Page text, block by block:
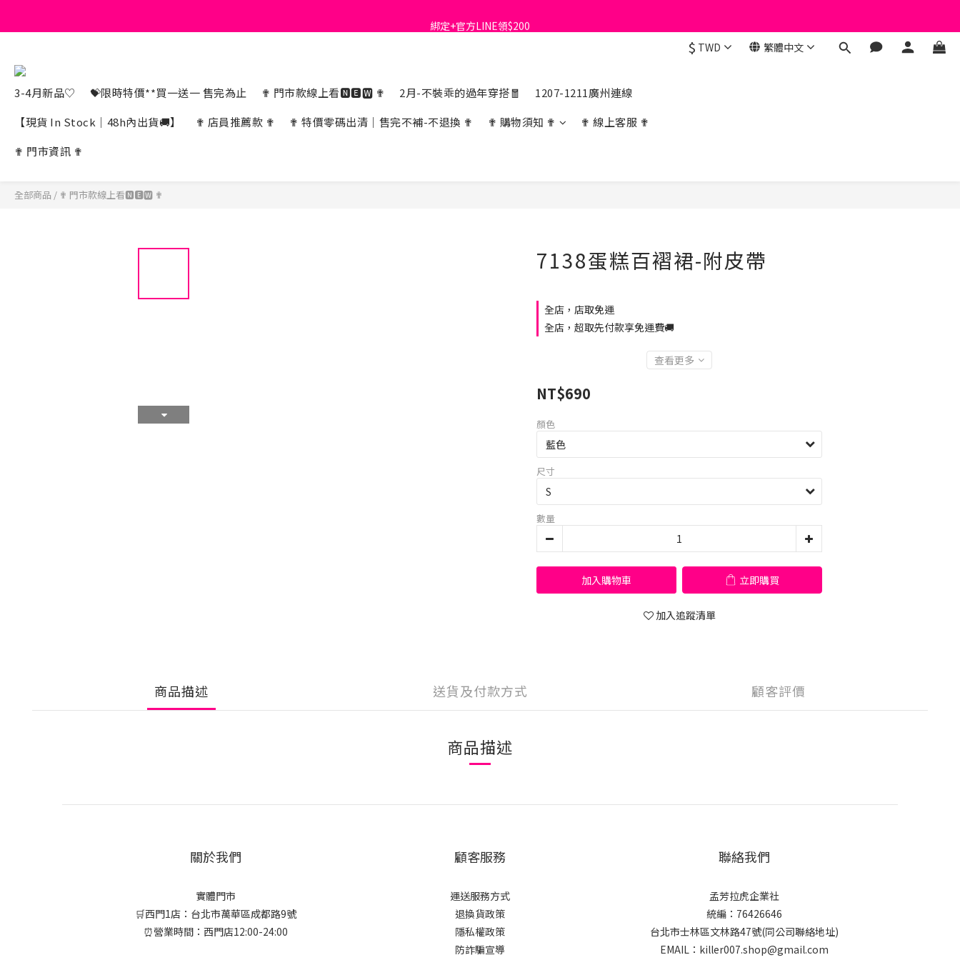
$ TWD 繁體中文
3-4月新品♡ 💝限時特價**買一送一 售完為止 ✟ 門市款線上看🅽🅴🆆 ✟ 2月-不裝乖的過年穿搭🧧
1207-1211廣州連線
【現貨 In Stock｜48h內出貨🚚】
✟ 店員推薦款 ✟ ✟ 特價零碼出清｜售完不補-不退換 ✟ ✟ 購物須知 ✟
✟ 線上客服 ✟
✟ 門市資訊 ✟
全部商品 / ✟ 門市款線上看🅽🅴🆆 ✟
7138蛋糕百褶裙-附皮帶
全店，店取免運
全店，超取先付款享免運費🚚
查看更多
NT$690
顏色
尺寸
數量
加入購物車 立即購買
加入追蹤清單
商品描述 送貨及付款方式 顧客評價
商品描述
關於我們
實體門市
🛒西門1店：台北市萬華區成都路9號
⏰營業時間：西門店12:00-24:00
顧客服務
運送服務方式
退換貨政策
隱私權政策
防詐騙宣導
聯絡我們
孟芳拉虎企業社
統編：76426646
台北市士林區文林路47號(同公司聯絡地址)
EMAIL：killer007.shop@gmail.com